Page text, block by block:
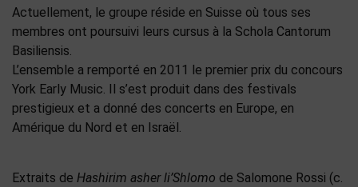
Actuellement, le groupe réside en Suisse où tous ses
membres ont poursuivi leurs cursus à la Schola Cantorum
Basiliensis.
L’ensemble a remporté en 2011 le premier prix du concours
York Early Music. Il s’est produit dans des festivals
prestigieux et a donné des concerts en Europe, en
Amérique du Nord et en Israël.
Extraits de Hashirim asher li’Shlomo de Salomone Rossi (c.